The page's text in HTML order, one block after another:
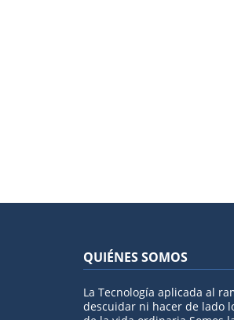
QUIÉNES SOMOS
La Tecnología aplicada al
descuidar ni hacer de lado